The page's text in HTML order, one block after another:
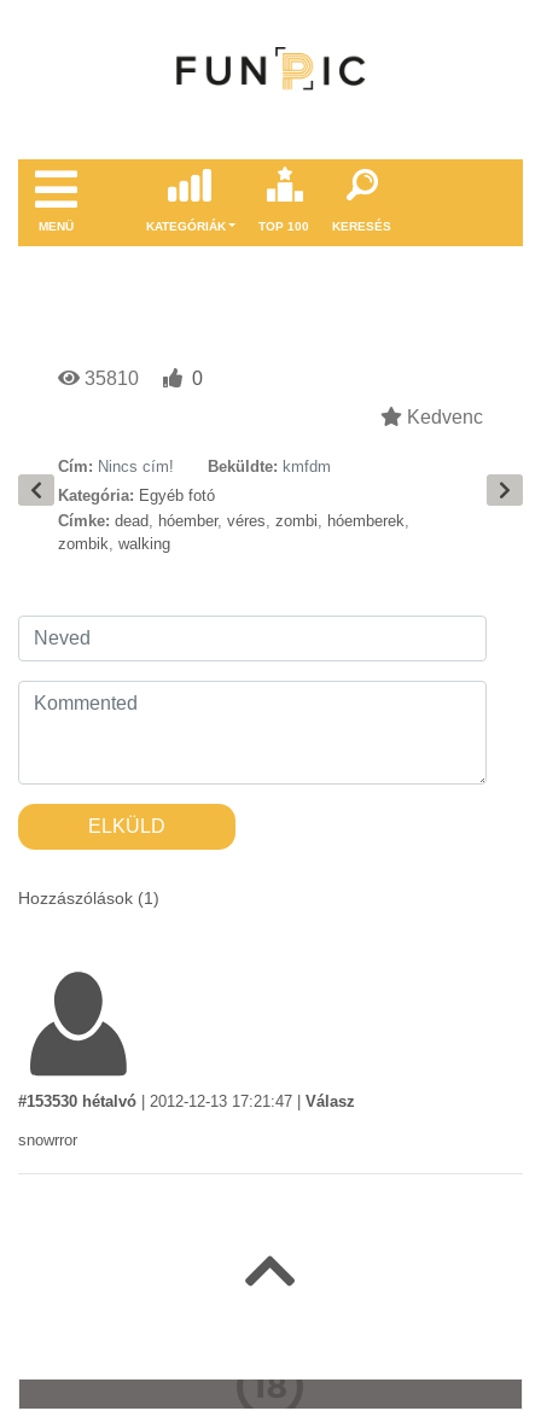
MENÜ KATEGÓRIÁK TOP 100 KERESÉS
35810
0
Kedvenc
Cím: Nincs cím! Beküldte: kmfdm
Kategória: Egyéb fotó
Címke: dead, hóember, véres, zombi, hóemberek,
zombik, walking
ELKÜLD
Hozzászólások (1)
#153530 hétalvó 2012-12-13 17:21:47 Válasz
snowrror